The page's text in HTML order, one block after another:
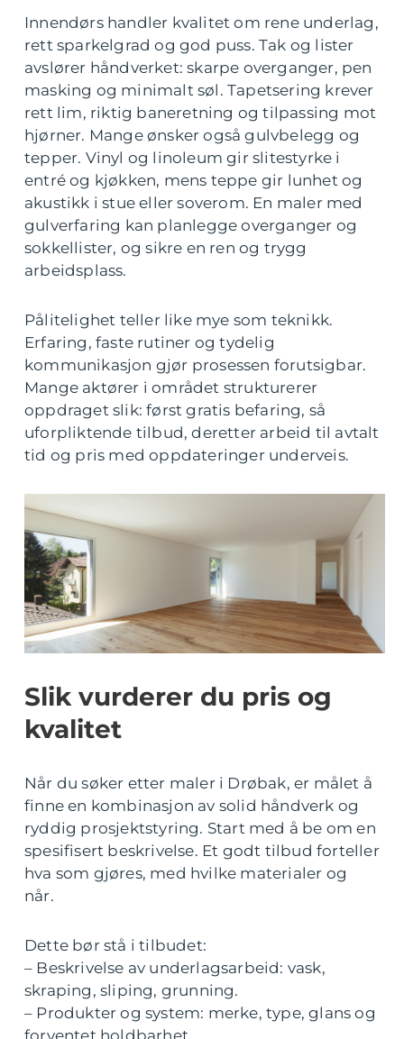
Innendørs handler kvalitet om rene underlag,
rett sparkelgrad og god puss. Tak og lister
avslører håndverket: skarpe overganger, pen
masking og minimalt søl. Tapetsering krever
rett lim, riktig baneretning og tilpassing mot
hjørner. Mange ønsker også gulvbelegg og
tepper. Vinyl og linoleum gir slitestyrke i
entré og kjøkken, mens teppe gir lunhet og
akustikk i stue eller soverom. En maler med
gulverfaring kan planlegge overganger og
sokkellister, og sikre en ren og trygg
arbeidsplass.
Pålitelighet teller like mye som teknikk.
Erfaring, faste rutiner og tydelig
kommunikasjon gjør prosessen forutsigbar.
Mange aktører i området strukturerer
oppdraget slik: først gratis befaring, så
uforpliktende tilbud, deretter arbeid til avtalt
tid og pris med oppdateringer underveis.
Slik vurderer du pris og
kvalitet
Når du søker etter maler i Drøbak, er målet å
finne en kombinasjon av solid håndverk og
ryddig prosjektstyring. Start med å be om en
spesifisert beskrivelse. Et godt tilbud forteller
hva som gjøres, med hvilke materialer og
når.
Dette bør stå i tilbudet:
– Beskrivelse av underlagsarbeid: vask,
skraping, sliping, grunning.
– Produkter og system: merke, type, glans og
forventet holdbarhet.